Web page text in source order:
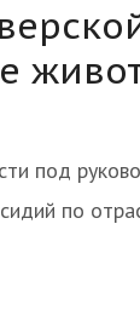
под
по